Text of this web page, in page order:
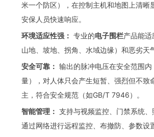
米一个防区），在控制主机和地图上清晰
安保人员快速响应。
环境适应性强： 专业的电子围栏产品能
山地、坡地、拐角、水域边缘）和恶劣天
安全可靠： 输出的脉冲电压在安全范围
量），对人体只会产生短暂、强烈但不致
主，符合安全规范（如GB/T 7946）。
智能管理： 支持与视频监控、门禁系统
通过网络进行远程监控、布撤防、参数设